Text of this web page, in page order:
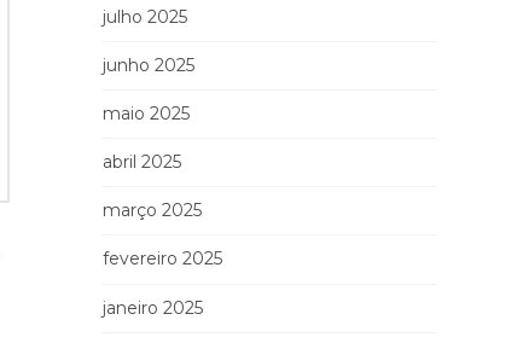
julho 2025
junho 2025
maio 2025
abril 2025
março 2025
fevereiro 2025
janeiro 2025